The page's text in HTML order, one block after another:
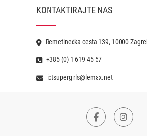
KONTAKTIRAJTE NAS
Remetinečka cesta 139, 10000
+385 (0) 1 619 45 57
ictsupergirls@lemax.net
Facebook